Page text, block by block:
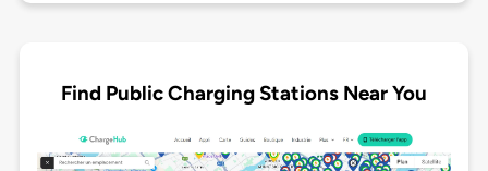
Find Public Charging Stations Near You